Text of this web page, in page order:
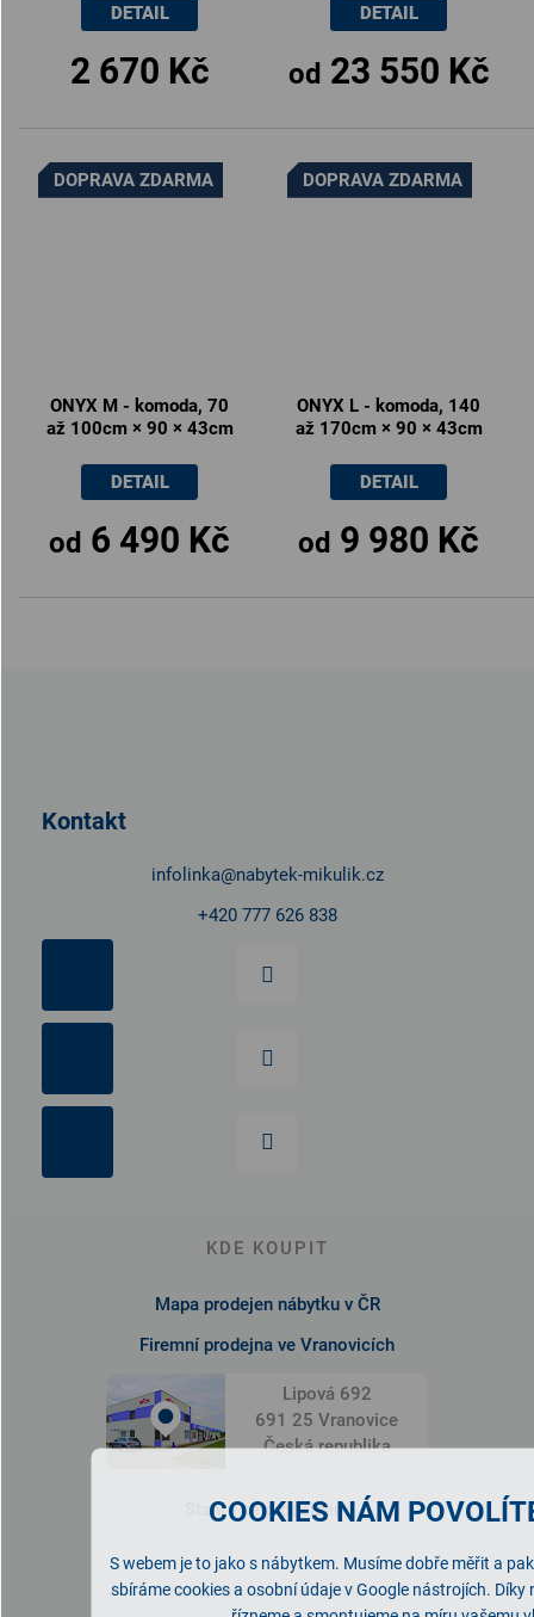
COOKIES NÁM
S webem je to jako s nábytkem. Musíme dobře měřit a
sbíráme cookies a osobní údaje v Google nástrojích. Díky
2 670 Kč
DETAIL
od 23 550 Kč
DETAIL
DOPRAVA ZDARMA
ONYX M - komoda, 70
až 100cm × 90 × 43cm
od 6 490 Kč
DETAIL
DOPRAVA ZDARMA
ONYX L - komoda, 140
až 170cm × 90 × 43cm
od 9 980 Kč
DETAIL
Kontakt
infolinka@nabytek-mikulik.cz
+420 777 626 838
KDE KOUPIT
Mapa prodejen nábytku v ČR
Firemní prodejna ve Vranovicích
Lipová 692
691 25 Vranovice
Česká republika
Staňte se prodejcem
NABÍDKA NÁBYTKU